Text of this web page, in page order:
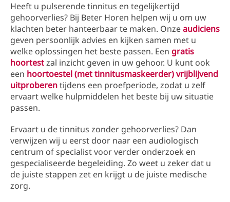
Heeft u pulserende tinnitus en tegelijkertijd
gehoorverlies? Bij Beter Horen helpen wij u om uw
klachten beter hanteerbaar te maken. Onzeaudiciens
geven persoonlijk advies en kijken samen met u
welke oplossingen het beste passen. Een gratis
hoortestzal inzicht geven in uw gehoor. U kunt ook
een hoortoestel (met tinnitusmaskeerder) vrijblijvend
uitproberentijdens een proefperiode, zodat u zelf
ervaart welke hulpmiddelen het beste bij uw situatie
passen.
Ervaart u de tinnitus zonder gehoorverlies? Dan
verwijzen wij u eerst door naar een audiologisch
centrum of specialist voor verder onderzoek en
gespecialiseerde begeleiding. Zo weet u zeker dat u
de juiste stappen zet en krijgt u de juiste medische
zorg.